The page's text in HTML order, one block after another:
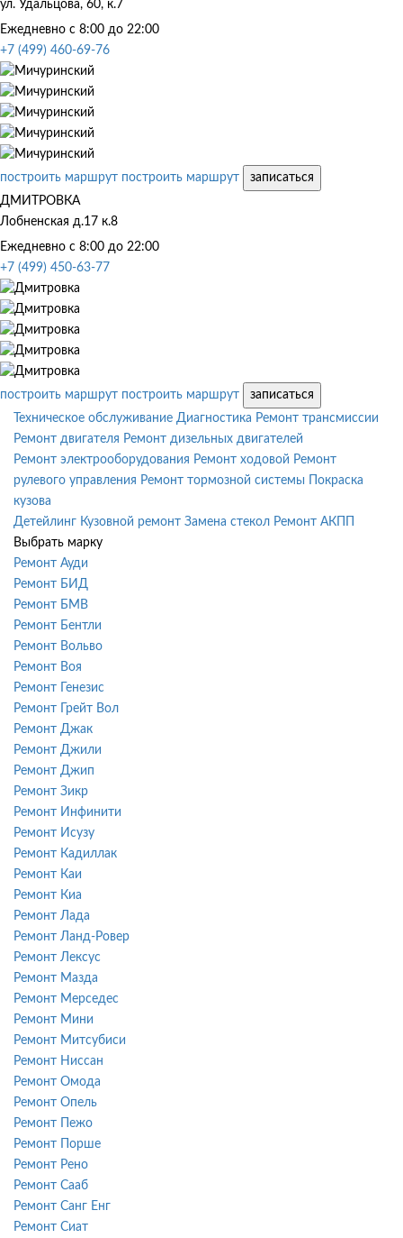
ул. Удальцова, 60, к.7
Ежедневно с 8:00 до 22:00
+7 (499) 460-69-76
построить маршрут построить маршрут
записаться
ДМИТРОВКА
Лобненская д.17 к.8
Ежедневно с 8:00 до 22:00
+7 (499) 450-63-77
построить маршрут построить маршрут
записаться
Техническое обслуживание Диагностика Ремонт трансмиссии
Ремонт двигателя Ремонт дизельных двигателей
Ремонт электрооборудования Ремонт ходовой Ремонт
рулевого управления Ремонт тормозной системы
Покраска
кузова
Детейлинг Кузовной ремонт Замена стекол Ремонт АКПП
Выбрать марку
Ремонт Ауди
Ремонт БИД
Ремонт БМВ
Ремонт Бентли
Ремонт Вольво
Ремонт Воя
Ремонт Генезис
Ремонт Грейт Вол
Ремонт Джак
Ремонт Джили
Ремонт Джип
Ремонт Зикр
Ремонт Инфинити
Ремонт Исузу
Ремонт Кадиллак
Ремонт Каи
Ремонт Киа
Ремонт Лада
Ремонт Ланд-Ровер
Ремонт Лексус
Ремонт Мазда
Ремонт Мерседес
Ремонт Мини
Ремонт Митсубиси
Ремонт Ниссан
Ремонт Омода
Ремонт Опель
Ремонт Пежо
Ремонт Порше
Ремонт Рено
Ремонт Сааб
Ремонт Санг Енг
Ремонт Сиат